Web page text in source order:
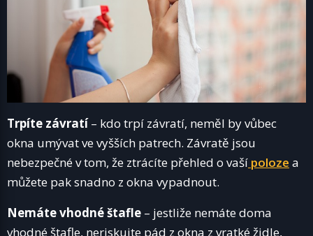
Trpíte závratí– kdo trpí závratí, neměl by vůbec
okna umývat ve vyšších patrech. Závratě jsou
nebezpečné v tom, že ztrácíte přehled o vaší poloze a
můžete pak snadno z okna vypadnout.
Nemáte vhodné štafle – jestliže nemáte doma
vhodné štafle, neriskujte pád z okna z vratké židle,